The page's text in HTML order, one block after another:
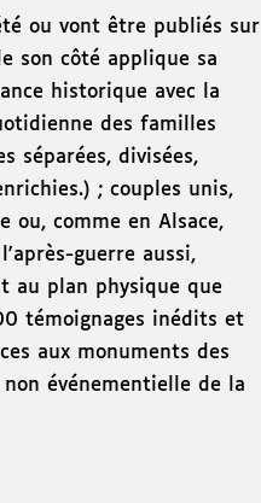
ou vont être publiés sur
son côté applique sa
historique avec la
des familles
séparées, divisées,
; couples unis,
ou, comme en Alsace,
guerre aussi,
au plan physique que
témoignages inédits et
aux monuments des
événementielle de la